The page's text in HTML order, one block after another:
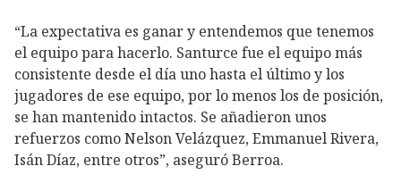
“La expectativa es ganar y entendemos que tenemos
el equipo para hacerlo. Santurce fue el equipo más
consistente desde el día uno hasta el último y los
jugadores de ese equipo, por lo menos los de posición,
se han mantenido intactos. Se añadieron unos
refuerzos como Nelson Velázquez, Emmanuel Rivera,
Isán Díaz, entre otros”, aseguró Berroa.